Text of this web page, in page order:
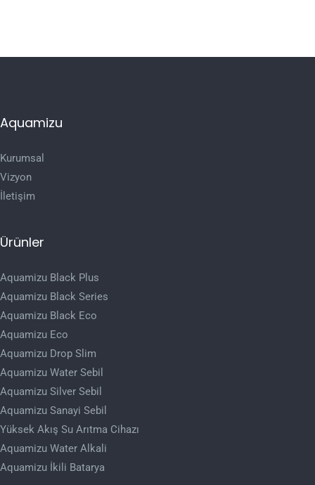
Aquamizu
Kurumsal
Vizyon
İletişim
Ürünler
Aquamizu Black Plus
Aquamizu Black Series
Aquamizu Black Eco
Aquamizu Eco
Aquamizu Drop Slim
Aquamizu Water Sebil
Aquamizu Silver Sebil
Aquamizu Sanayi Sebil
Yüksek Akış Su Arıtma Cihazı
Aquamizu Water Alkali
Aquamizu İkili Batarya